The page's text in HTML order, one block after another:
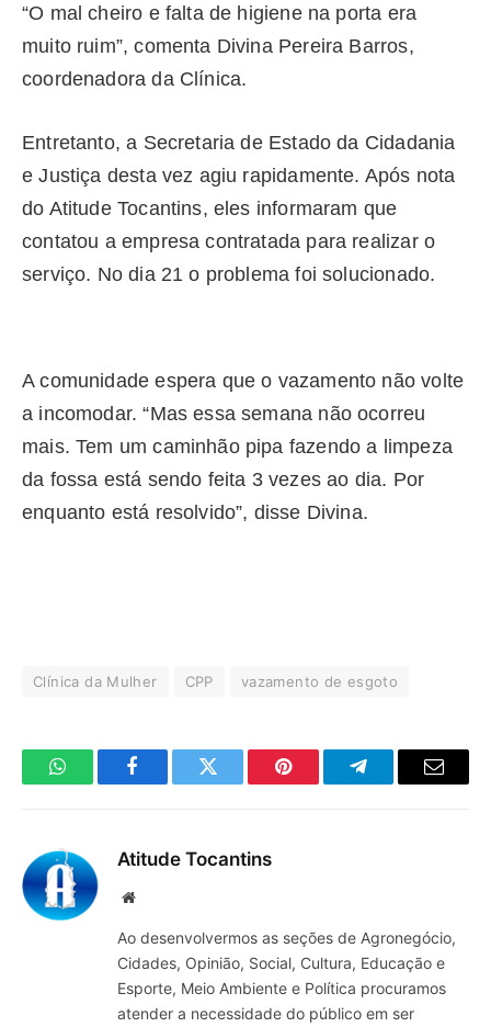
“O mal cheiro e falta de higiene na porta era
muito ruim”, comenta Divina Pereira Barros,
coordenadora da Clínica.
Entretanto, a Secretaria de Estado da Cidadania
e Justiça desta vez agiu rapidamente. Após nota
do Atitude Tocantins, eles informaram que
contatou a empresa contratada para realizar o
serviço. No dia 21 o problema foi solucionado.
A comunidade espera que o vazamento não volte
a incomodar. “Mas essa semana não ocorreu
mais. Tem um caminhão pipa fazendo a limpeza
da fossa está sendo feita 3 vezes ao dia. Por
enquanto está resolvido”, disse Divina.
Clínica da Mulher CPP vazamento de esgoto
WhatsAppFacebookTwitter Pinterest TelegramaE-
Atitude Tocantins
Site
Ao desenvolvermos as seções de Agronegócio,
Cidades, Opinião, Social, Cultura, Educação e
Esporte, Meio Ambiente e Política procuramos
atender a necessidade do público em ser